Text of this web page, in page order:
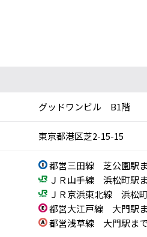
グッドワンビル B1階
東京都港区芝2-15-15
都営三田線 芝公園駅
ＪＲ山手線 浜松町駅
ＪＲ京浜東北線 浜松
都営大江戸線 大門駅
都営浅草線 大門駅ま